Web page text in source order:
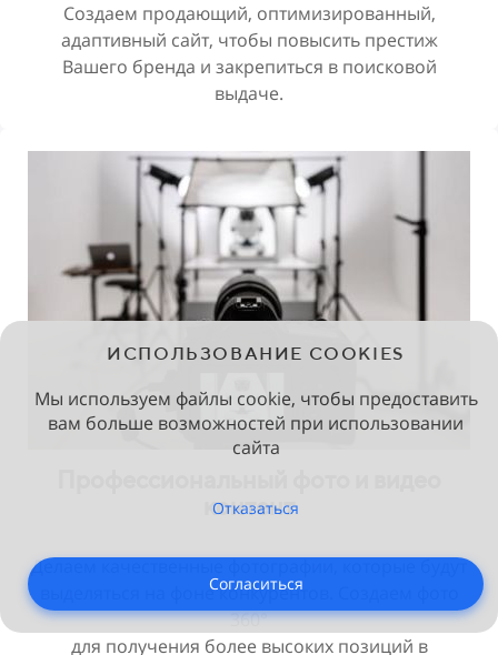
Создаем продающий, оптимизированный,
адаптивный сайт, чтобы повысить престиж
Вашего бренда и закрепиться в поисковой
выдаче.
контент
Делаем качественные фотографии, которые будут
выделяться на фоне конкурентов. Создаем фото
360°
для получения более высоких позиций в
ИСПОЛЬЗОВАНИЕ COOKIES
Мы используем файлы cookie, чтобы предоставить
вам больше возможностей при использовании
сайта
Отказаться
Согласиться